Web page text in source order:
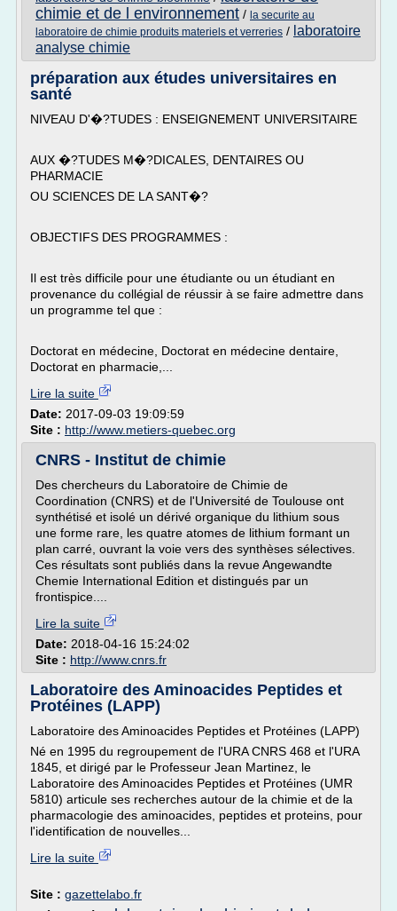
chimie et de l environnement / la securite au
laboratoire de chimie produits materiels et verreries / laboratoire
analyse chimie
préparation aux études universitaires en
santé
NIVEAU D'�?TUDES : ENSEIGNEMENT UNIVERSITAIRE
AUX �?TUDES M�?DICALES, DENTAIRES OU
PHARMACIE
OU SCIENCES DE LA SANT�?
OBJECTIFS DES PROGRAMMES :
Il est très difficile pour une étudiante ou un étudiant en
provenance du collégial de réussir à se faire admettre dans
un programme tel que :
Doctorat en médecine, Doctorat en médecine dentaire,
Doctorat en pharmacie,...
Lire la suite
Date: 2017-09-03 19:09:59
Site : http://www.metiers-quebec.org
CNRS - Institut de chimie
Des chercheurs du Laboratoire de Chimie de
Coordination (CNRS) et de l'Université de Toulouse ont
synthétisé et isolé un dérivé organique du lithium sous
une forme rare, les quatre atomes de lithium formant un
plan carré, ouvrant la voie vers des synthèses sélectives.
Ces résultats sont publiés dans la revue Angewandte
Chemie International Edition et distingués par un
frontispice....
Lire la suite
Date: 2018-04-16 15:24:02
Site : http://www.cnrs.fr
Laboratoire des Aminoacides Peptides et
Protéines (LAPP)
Laboratoire des Aminoacides Peptides et Protéines (LAPP)
Né en 1995 du regroupement de l'URA CNRS 468 et l'URA
1845, et dirigé par le Professeur Jean Martinez, le
Laboratoire des Aminoacides Peptides et Protéines (UMR
5810) articule ses recherches autour de la chimie et de la
pharmacologie des aminoacides, peptides et proteins, pour
l'identification de nouvelles...
Lire la suite
Site : gazettelabo.fr